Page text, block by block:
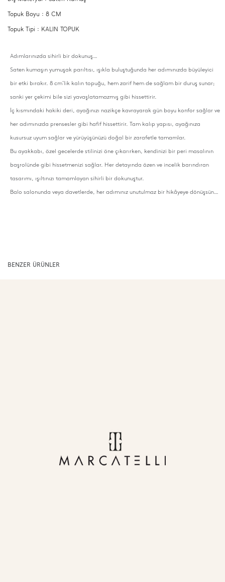
Topuk Boyu : 8 CM
Topuk Tipi : KALIN TOPUK
Adımlarınızda sihirli bir dokunuş…
Saten kumaşın yumuşak parıltısı, ışıkla buluştuğunda her adımınızda büyüleyici
bir etki bırakır. 8 cm’lik kalın topuğu, hem zarif hem de sağlam bir duruş sunar;
sanki yer çekimi bile sizi yavaşlatamazmış gibi hissettirir.
İç kısmındaki hakiki deri, ayağınızı nazikçe kavrayarak gün boyu konfor sağlar ve
her adımınızda prensesler gibi hafif hissettirir. Tam kalıp yapısı, ayağınıza
kusursuz uyum sağlar ve yürüyüşünüzü doğal bir zarafetle tamamlar.
Bu ayakkabı, özel gecelerde stilinizi öne çıkarırken, kendinizi bir peri masalının
başrolünde gibi hissetmenizi sağlar. Her detayında özen ve incelik barındıran
tasarımı, ışıltınızı tamamlayan sihirli bir dokunuştur.
Balo salonunda veya davetlerde, her adımınız unutulmaz bir hikâyeye dönüşsün…
BENZER ÜRÜNLER